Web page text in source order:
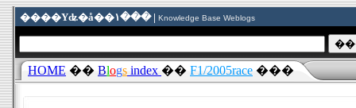
����Υʥ�å��١��� | Knowledge Base Weblogs
HOME �� Blogs index �� F1/2005race ���